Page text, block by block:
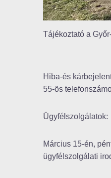
Tájékoztató a
Hiba-és
55-ös
Ügyfélszolgálatok:
Március 15-én,
ügyfélszolgálati